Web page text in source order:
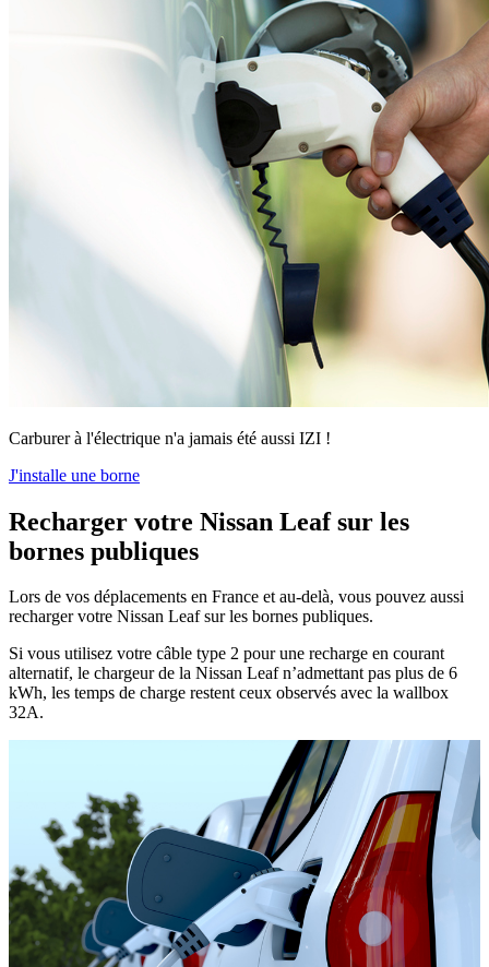
Carburer à l'électrique n'a jamais été aussi IZI !
J'installe une borne
Recharger votre Nissan Leaf sur les
bornes publiques
Lors de vos déplacements en France et au-delà, vous pouvez aussi
recharger votre Nissan Leaf sur les bornes publiques.
Si vous utilisez votre câble type 2 pour une recharge en courant
alternatif, le chargeur de la Nissan Leaf n’admettant pas plus de 6
kWh, les temps de charge restent ceux observés avec la wallbox
32A.